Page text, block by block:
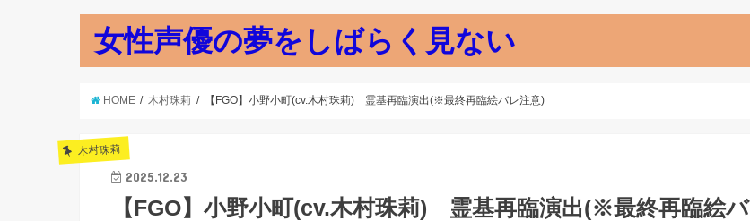
女性声優の夢をしばらく見ない
HOME 木村珠莉 【FGO】小野小町(cv.木村珠莉) 霊基再臨演出(※最終再臨絵バレ注意)
木村珠莉
2025.12.23
【FGO】小野小町(cv.木村珠莉) 霊基再臨演出(※最終再臨絵バ